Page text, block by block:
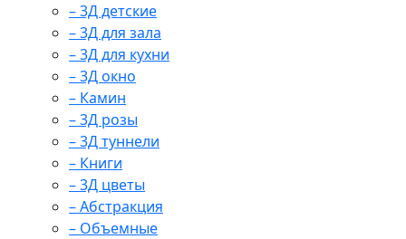
– 3Д детские
– 3Д для зала
– 3Д для кухни
– 3Д окно
– Камин
– 3Д розы
– 3Д туннели
– Книги
– 3Д цветы
– Абстракция
– Объемные